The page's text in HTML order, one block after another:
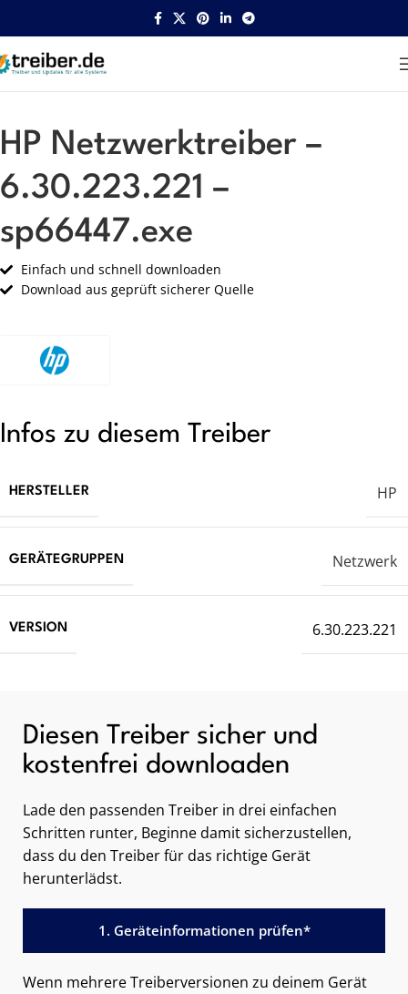
Startseite HP Netzwerk
HP Netzwerktreiber –
6.30.223.221 –
sp66447.exe
Einfach und schnell downloaden
Download aus geprüft sicherer Quelle
Infos zu diesem Treiber
HERSTELLER HP
GERÄTEGRUPPEN Netzwerk
VERSION 6.30.223.221
Diesen Treiber sicher und
kostenfrei downloaden
Lade den passenden Treiber in drei einfachen
Schritten runter, Beginne damit sicherzustellen,
dass du den Treiber für das richtige Gerät
herunterlädst.
1. Geräteinformationen prüfen*
Wenn mehrere Treiberversionen zu deinem Gerät